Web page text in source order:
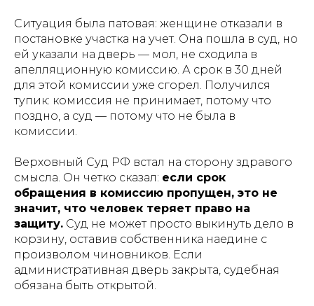
Ситуация была патовая: женщине отказали в
постановке участка на учет. Она пошла в суд, но
ей указали на дверь — мол, не сходила в
апелляционную комиссию. А срок в 30 дней
для этой комиссии уже сгорел. Получился
тупик: комиссия не принимает, потому что
поздно, а суд — потому что не была в
комиссии.
Верховный Суд РФ встал на сторону здравого
смысла. Он четко сказал: если срок
обращения в комиссию пропущен, это не
значит, что человек теряет право на
защиту. Суд не может просто выкинуть дело в
корзину, оставив собственника наедине с
произволом чиновников. Если
административная дверь закрыта, судебная
обязана быть открытой.